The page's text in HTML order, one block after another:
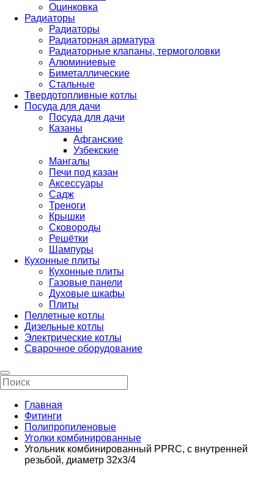
Оцинковка
Радиаторы
Радиаторы
Радиаторная арматура
Радиаторные клапаны, термоголовки
Алюминиевые
Биметаллические
Стальные
Твердотопливные котлы
Посуда для дачи
Посуда для дачи
Казаны
Афганские
Узбекские
Мангалы
Печи под казан
Аксессуары
Садж
Треноги
Крышки
Сковороды
Решётки
Шампуры
Кухонные плиты
Кухонные плиты
Газовые панели
Духовые шкафы
Плиты
Пеллетные котлы
Дизельные котлы
Электрические котлы
Сварочное оборудование
Главная
Фитинги
Полипропиленовые
Уголки комбинированные
Угольник комбинированный PPRC, c внутренней
резьбой, диаметр 32х3/4